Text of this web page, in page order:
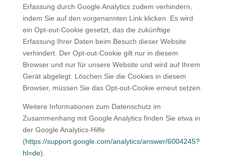
Erfassung durch Google Analytics zudem verhindern,
indem Sie auf den vorgenannten Link klicken. Es wird
ein Opt-out-Cookie gesetzt, das die zukünftige
Erfassung Ihrer Daten beim Besuch dieser Website
verhindert. Der Opt-out-Cookie gilt nur in diesem
Browser und nur für unsere Website und wird auf Ihrem
Gerät abgelegt. Löschen Sie die Cookies in diesem
Browser, müssen Sie das Opt-out-Cookie erneut setzen.
Weitere Informationen zum Datenschutz im
Zusammenhang mit Google Analytics finden Sie etwa in
der Google Analytics-Hilfe
(https://support.google.com/analytics/answer/6004245?
hl=de).